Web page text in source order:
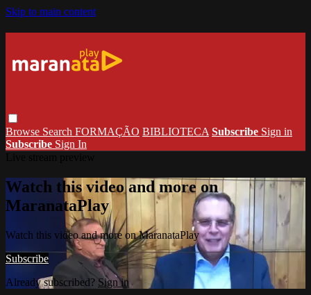
Skip to main content
Browse Search FORMAÇÃO BIBLIOTECA Subscribe Sign in
Subscribe Sign In
Watch this video and more on
MaranataPlay
Watch this video and more on MaranataPlay
Subscribe
Already subscribed? Sign in